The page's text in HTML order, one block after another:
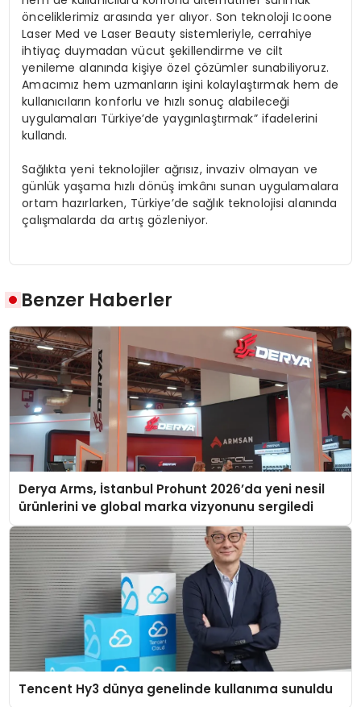
önceliklerimiz arasında yer alıyor. Son teknoloji Icoone
Laser Med ve Laser Beauty sistemleriyle, cerrahiye
ihtiyaç duymadan vücut şekillendirme ve cilt
yenileme alanında kişiye özel çözümler sunabiliyoruz.
Amacımız hem uzmanların işini kolaylaştırmak hem de
kullanıcıların konforlu ve hızlı sonuç alabileceği
uygulamaları Türkiye’de yaygınlaştırmak” ifadelerini
kullandı.
Sağlıkta yeni teknolojiler ağrısız, invaziv olmayan ve
günlük yaşama hızlı dönüş imkânı sunan uygulamalara
ortam hazırlarken, Türkiye’de sağlık teknolojisi alanında
çalışmalarda da artış gözleniyor.
Benzer Haberler
Derya Arms, İstanbul Prohunt 2026’da yeni nesil
ürünlerini ve global marka vizyonunu sergiledi
Tencent Hy3 dünya genelinde kullanıma sunuldu